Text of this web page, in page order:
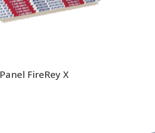
Panel FireRey X